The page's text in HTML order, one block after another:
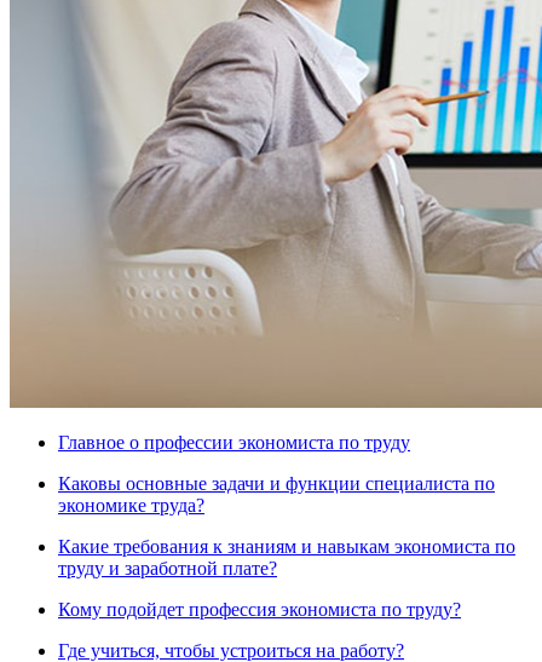
Главное о профессии экономиста по труду
Каковы основные задачи и функции специалиста по
экономике труда?
Какие требования к знаниям и навыкам экономиста по
труду и заработной плате?
Кому подойдет профессия экономиста по труду?
Где учиться, чтобы устроиться на работу?